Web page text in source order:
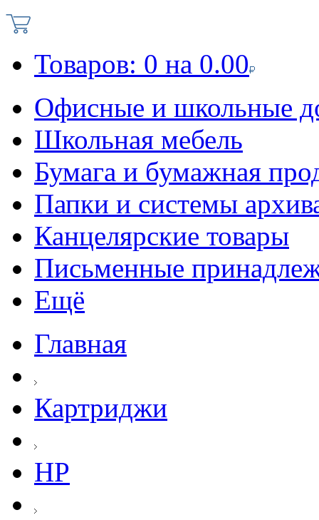
Товаров: 0 на 0.00
Офисные и школьные
Школьная мебель
Бумага и бумажная
Папки и системы
Канцелярские товары
Письменные
Ещё
Главная
Картриджи
HP